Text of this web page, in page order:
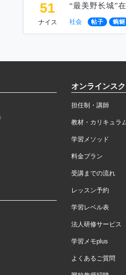
51
ナイス
“最美野长城”
社会 帖子 蜿蜒
オンラインス
担任制・講師
教材・カリキュラ
学習メソッド
料金プラン
受講までの流れ
レッスン予約
学習レベル表
法人研修サービス
学習メモplus
よくあるご質問